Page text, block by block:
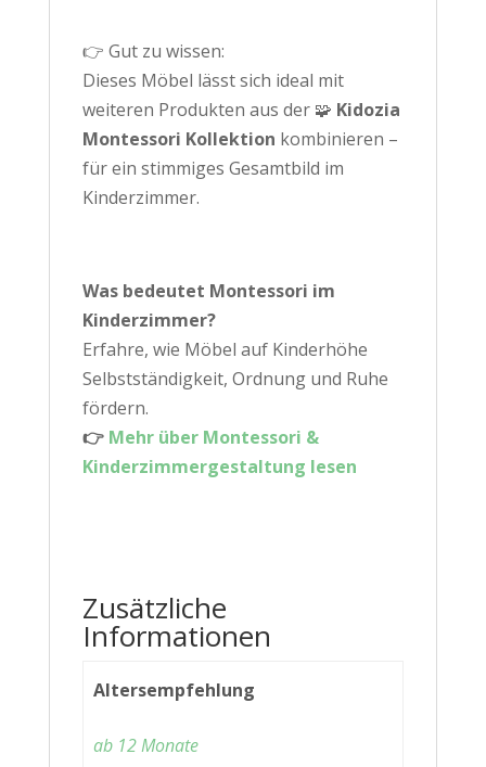
👉 Gut zu wissen:
Dieses Möbel lässt sich ideal mit
weiteren Produkten aus der 🧩 Kidozia
Montessori Kollektion kombinieren –
für ein stimmiges Gesamtbild im
Kinderzimmer.
Was bedeutet Montessori im
Kinderzimmer?
Erfahre, wie Möbel auf Kinderhöhe
Selbstständigkeit, Ordnung und Ruhe
fördern.
👉 Mehr über Montessori &
Kinderzimmergestaltung lesen
Zusätzliche
Informationen
Altersempfehlung
ab 12 Monate